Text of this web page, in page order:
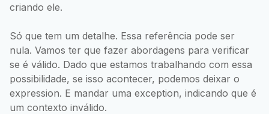
criando ele.
Só que tem um detalhe. Essa referência pode ser
nula. Vamos ter que fazer abordagens para verificar
se é válido. Dado que estamos trabalhando com essa
possibilidade, se isso acontecer, podemos deixar o
expression. E mandar uma exception, indicando que é
um contexto inválido.